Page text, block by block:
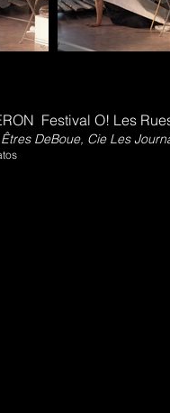
Festival O! Les
DeBoue, Cie Les